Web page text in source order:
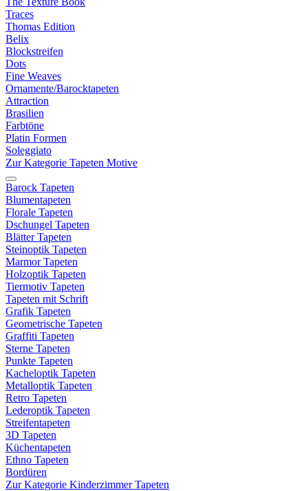
Traces
Thomas Edition
Belix
Blockstreifen
Dots
Fine Weaves
Ornamente/Barocktapeten
Attraction
Brasilien
Farbtöne
Platin Formen
Soleggiato
Zur Kategorie Tapeten Motive
Barock Tapeten
Blumentapeten
Florale Tapeten
Dschungel Tapeten
Blätter Tapeten
Steinoptik Tapeten
Marmor Tapeten
Holzoptik Tapeten
Tiermotiv Tapeten
Tapeten mit Schrift
Grafik Tapeten
Geometrische Tapeten
Graffiti Tapeten
Sterne Tapeten
Punkte Tapeten
Kacheloptik Tapeten
Metalloptik Tapeten
Retro Tapeten
Lederoptik Tapeten
Streifentapeten
3D Tapeten
Küchentapeten
Ethno Tapeten
Bordüren
Zur Kategorie Kinderzimmer Tapeten